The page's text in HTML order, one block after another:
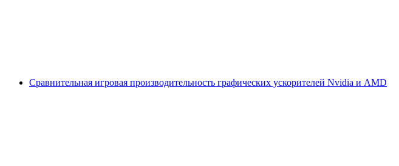
Сравнительная игровая производительность графических ускорителей Nvidia и AMD